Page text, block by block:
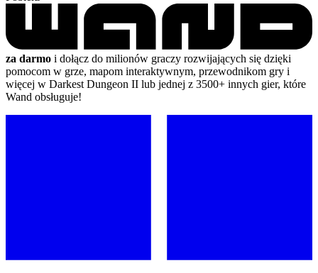
za darmo i dołącz do milionów graczy rozwijających się dzięki
pomocom w grze, mapom interaktywnym, przewodnikom gry i
więcej w Darkest Dungeon II lub jednej z 3500+ innych gier, które
Wand obsługuje!